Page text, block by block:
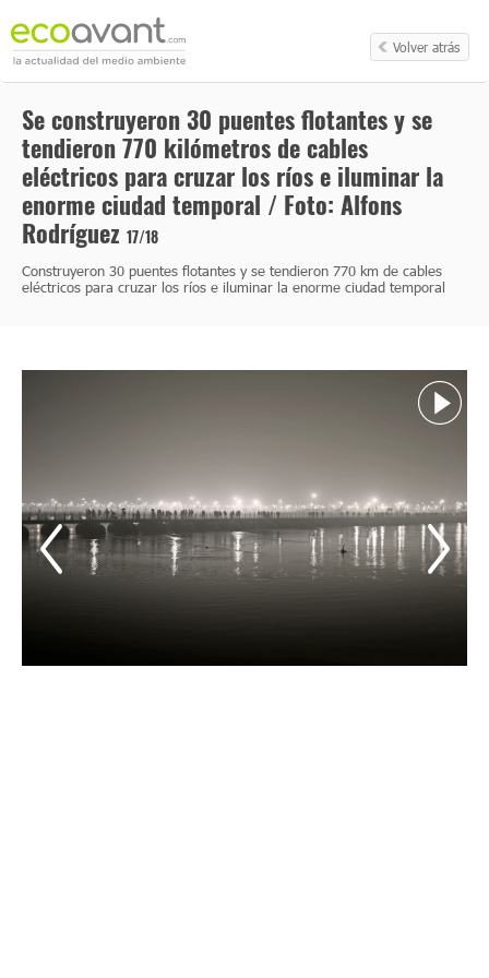
Volver atrás
Se construyeron 30 puentes flotantes y se
tendieron 770 kilómetros de cables
eléctricos para cruzar los ríos e iluminar la
enorme ciudad temporal / Foto: Alfons
Rodríguez 17/18
Construyeron 30 puentes flotantes y se tendieron 770 km de cables
eléctricos para cruzar los ríos e iluminar la enorme ciudad temporal